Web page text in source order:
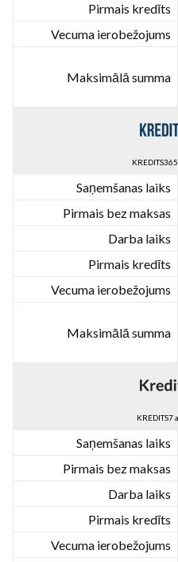
Pirmais kredīts
Vecuma ierobežojums
Maksimālā summa
Saņemšanas laiks
Pirmais bez maksas
Darba laiks
Pirmais kredīts
Vecuma ierobežojums
Maksimālā summa
KREDITS7
Saņemšanas laiks
Pirmais bez maksas
Darba laiks
Pirmais kredīts
Vecuma ierobežojums